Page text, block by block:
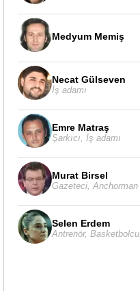
Medyum Memiş
Necat Gülseven
İş adamı
Emre Matraş
Şarkıcı İş adamı
Murat Birsel
Gazeteci Anchorman
Selen Erdem
Antrenör, Basketbolcu